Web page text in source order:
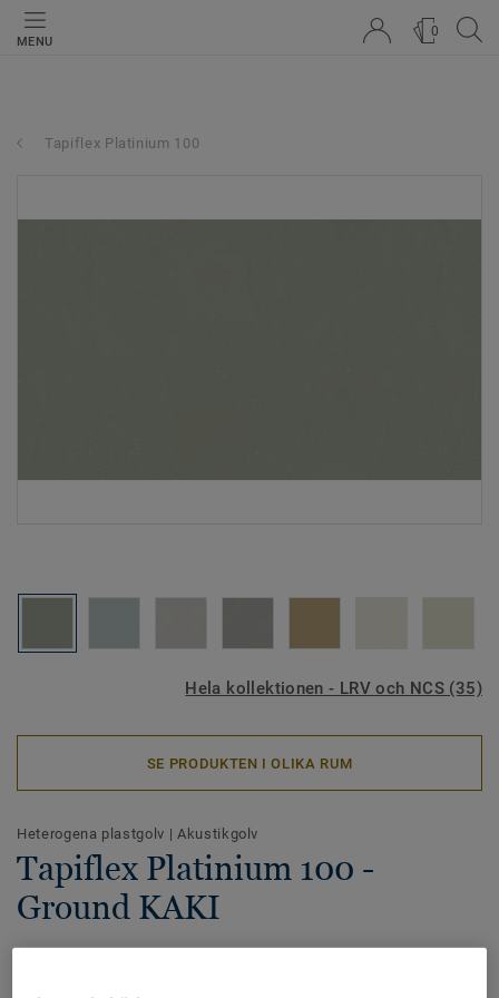
MENU
0
Tapiflex Platinium 100
Hela kollektionen - LRV och NCS (35)
SE PRODUKTEN I OLIKA RUM
Heterogena plastgolv | Akustikgolv
Tapiflex Platinium 100 -
Ground KAKI